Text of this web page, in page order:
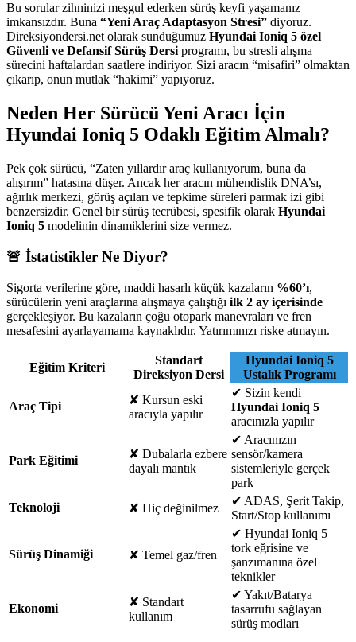
Bu sorular zihninizi meşgul ederken sürüş keyfi yaşamanız
imkansızdır. Buna “Yeni Araç Adaptasyon Stresi” diyoruz.
Direksiyondersi.net olarak sunduğumuz Hyundai Ioniq 5 özel
Güvenli ve Defansif Sürüş Dersi programı, bu stresli alışma
sürecini haftalardan saatlere indiriyor. Sizi aracın “misafiri” olmaktan
çıkarıp, onun mutlak “hakimi” yapıyoruz.
Neden Her Sürücü Yeni Aracı İçin
Hyundai Ioniq 5 Odaklı Eğitim Almalı?
Pek çok sürücü, “Zaten yıllardır araç kullanıyorum, buna da
alışırım” hatasına düşer. Ancak her aracın mühendislik DNA’sı,
ağırlık merkezi, görüş açıları ve tepkime süreleri parmak izi gibi
benzersizdir. Genel bir sürüş tecrübesi, spesifik olarak Hyundai
Ioniq 5 modelinin dinamiklerini size vermez.
🚨 İstatistikler Ne Diyor?
Sigorta verilerine göre, maddi hasarlı küçük kazaların %60’ı,
sürücülerin yeni araçlarına alışmaya çalıştığı ilk 2 ay içerisinde
gerçekleşiyor. Bu kazaların çoğu otopark manevraları ve fren
mesafesini ayarlayamama kaynaklıdır. Yatırımınızı riske atmayın.
Eğitim Kriteri
Standart
Direksiyon Dersi
Hyundai Ioniq 5
Ustalık Programı
Araç Tipi ✘ Kursun eski
aracıyla yapılır
✔ Sizin kendi
Hyundai Ioniq 5
aracınızla yapılır
Park Eğitimi ✘ Dubalarla ezbere
dayalı mantık
✔ Aracınızın
sensör/kamera
sistemleriyle gerçek
park
Teknoloji
✘ Hiç değinilmez
✔ ADAS, Şerit Takip,
Start/Stop kullanımı
Sürüş Dinamiği ✘ Temel gaz/fren
✔ Hyundai Ioniq 5
tork eğrisine ve
şanzımanına özel
teknikler
Ekonomi ✘ Standart
kullanım
✔ Yakıt/Batarya
tasarrufu sağlayan
sürüş modları